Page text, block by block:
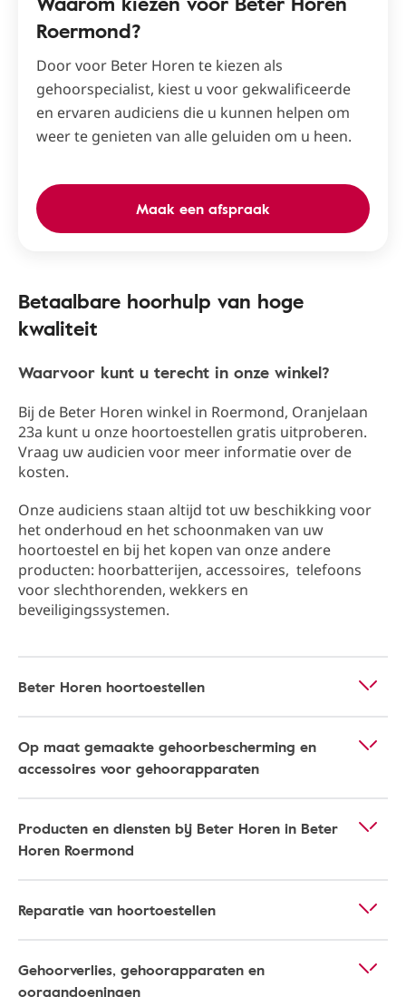
Roermond?
Door voor Beter Horen te kiezen als
gehoorspecialist, kiest u voor gekwalificeerde
en ervaren audiciens die u kunnen helpen om
weer te genieten van alle geluiden om u heen.
Maak een afspraak
Betaalbare hoorhulp van hoge
kwaliteit
Waarvoor kunt u terecht in onze winkel?
Bij de Beter Horen winkel in Roermond​, Oranjelaan
23a​ kunt u onze hoortoestellen gratis uitproberen.
Vraag uw audicien voor meer informatie over de
kosten.
Onze audiciens staan altijd tot uw beschikking ​​voor
het onderhoud en het schoonmaken van uw
hoortoestel en bij het kopen van onze andere
producten: hoorbatterijen, accessoires, telefoons
voor slechthorenden, wekkers en
beveiligingssystemen.
Beter Horen hoortoestellen
Op maat gemaakte gehoorbescherming en
accessoires voor gehoorapparaten
Producten en diensten bij Beter Horen in Beter
Horen Roermond
Reparatie van hoortoestellen
Gehoorverlies, gehoorapparaten en
ooraandoeningen